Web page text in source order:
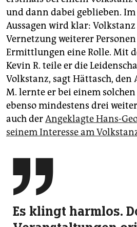
und dann dabei geblieben.
Aussagen wird klar:
Vernetzung weiterer
Ermittlungen eine Rolle. Mit
Kevin R. teile er die
Volkstanz, sagt Hättasch, den
M. lernte er bei einem
ebenso mindestens drei
auch derAngeklagte Hans-
seinem Interesse am

Es klingt harmlos.